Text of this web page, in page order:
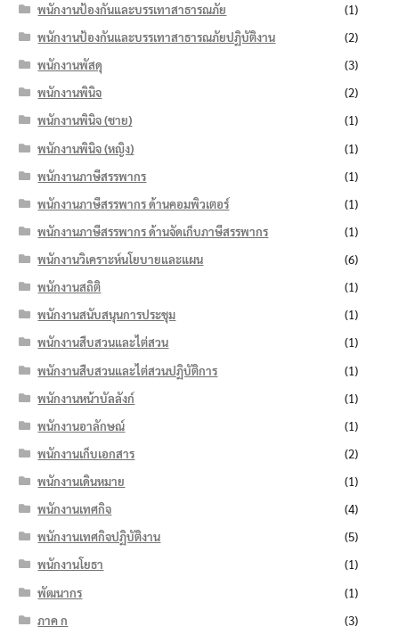
พนักงานป้องกันและบรรเทาสาธารณภัย
(1)
พนักงานป้องกันและบรรเทาสาธารณภัยปฏิบัติงาน
(2)
พนักงานพัสดุ
(3)
พนักงานพินิจ
(2)
พนักงานพินิจ (ชาย)
(1)
พนักงานพินิจ (หญิง)
(1)
พนักงานภาษีสรรพากร
(1)
พนักงานภาษีสรรพากร ด้านคอมพิวเตอร์
(1)
พนักงานภาษีสรรพากร ด้านจัดเก็บภาษีสรรพากร
(1)
พนักงานวิเคราะห์นโยบายและแผน
(6)
พนักงานสถิติ
(1)
พนักงานสนับสนุนการประชุม
(1)
พนักงานสืบสวนและไต่สวน
(1)
พนักงานสืบสวนและไต่สวนปฏิบัติการ
(1)
พนักงานหน้าบัลลังก์
(1)
พนักงานอาลักษณ์
(1)
พนักงานเก็บเอกสาร
(2)
พนักงานเดินหมาย
(1)
พนักงานเทศกิจ
(4)
พนักงานเทศกิจปฏิบัติงาน
(5)
พนักงานโยธา
(1)
พัฒนากร
(1)
ภาค ก
(3)